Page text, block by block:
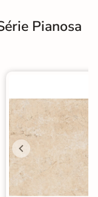
Pianosa